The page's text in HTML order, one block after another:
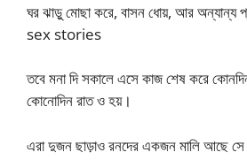
ঘর ঝাড়ু মোছা করে, বাসন ধোয়, আর অন্যান্য
sex stories
তবে মনা দি সকালে এসে কাজ শেষ করে
কোনোদিন রাত ও হয়।
এরা দুজন ছাড়াও রনদের একজন মালি আছে